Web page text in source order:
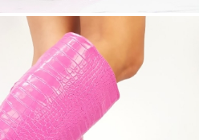
Adăugați produsul în
putea selecta detaliile
е с информационна цел.
си с бутона "Добави в
ще можете да изберете броя